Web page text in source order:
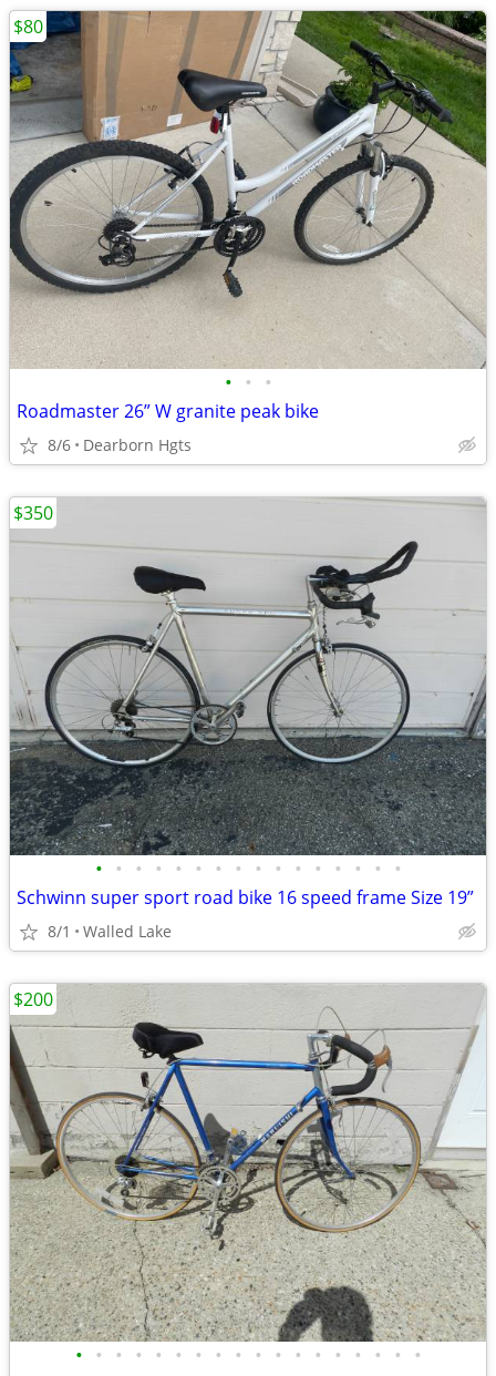
• • •
Roadmaster 26” W granite peak bike
8/6 Dearborn Hgts
$80
• • • • • • • • • • • • • • • •
Schwinn super sport road bike 16 speed frame Size 19”
8/1 Walled Lake
$350
• • • • • • • • • • • • • • • • • •
$200